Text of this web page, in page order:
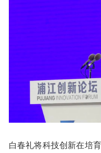
白春礼将科技创新在培